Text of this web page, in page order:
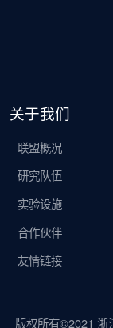
关于我们
联盟概况
研究队伍
实验设施
合作伙伴
友情链接
版权所有©2021 浙